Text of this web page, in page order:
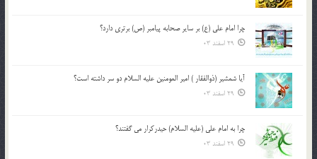
چرا امام علی (ع) بر سایر صحابه پیامبر (ص) برتری دارد؟
29 اسفند 03
آیا شمشیر (ذوالفقار ) امیر المومنین علیه السلام دو سر داشته است؟
29 اسفند 03
چرا به امام علی (علیه السلام) حیدرکرار می گفتند؟
29 اسفند 03